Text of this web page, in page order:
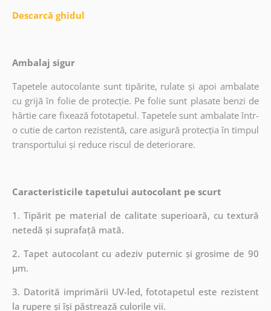
Descarcă ghidul
Ambalaj sigur
Tapetele autocolante sunt tipărite, rulate și apoi ambalate
cu grijă în folie de protecție. Pe folie sunt plasate benzi de
hârtie care fixează fototapetul. Tapetele sunt ambalate într-
o cutie de carton rezistentă, care asigură protecția în timpul
transportului și reduce riscul de deteriorare.
Caracteristicile tapetului autocolant pe scurt
1. Tipărit pe material de calitate superioară, cu textură
netedă și suprafață mată.
2. Tapet autocolant cu adeziv puternic și grosime de 90
µm.
3. Datorită imprimării UV-led, fototapetul este rezistent
la rupere și își păstrează culorile vii.